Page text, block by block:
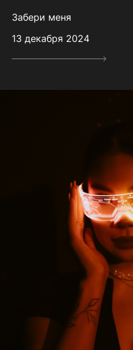
Забери меня
13 декабря 2024